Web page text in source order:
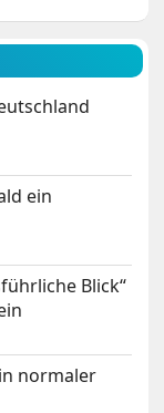
ein
Blick“
normaler